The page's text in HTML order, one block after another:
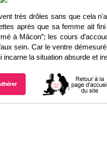
très drôles sans que cela
après que sa femme ait
à Mâcon”; les cours
sein. Car le ventre
incarne la situation absurde et